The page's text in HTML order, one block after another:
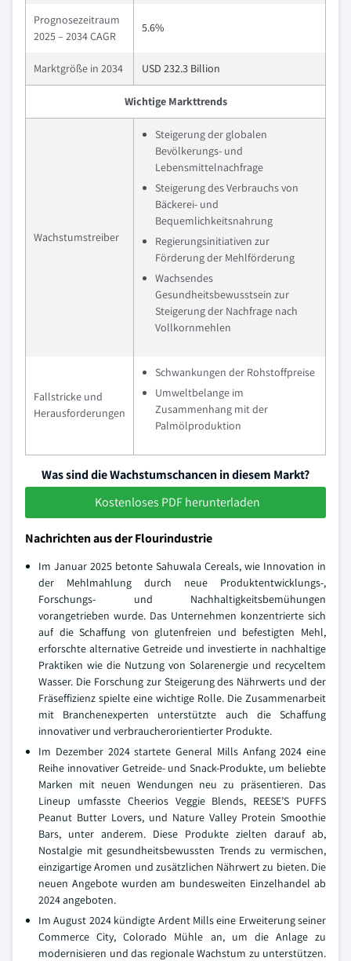
Prognosezeitraum
2025 – 2034 CAGR
5.6%
Marktgröße in 2034 USD 232.3 Billion
Wichtige Markttrends
Wachstumstreiber
Steigerung der globalen
Bevölkerungs- und
Lebensmittelnachfrage
Steigerung des Verbrauchs von
Bäckerei- und
Bequemlichkeitsnahrung
Regierungsinitiativen zur
Förderung der Mehlförderung
Wachsendes
Gesundheitsbewusstsein zur
Steigerung der Nachfrage nach
Vollkornmehlen
Fallstricke und
Herausforderungen
Schwankungen der Rohstoffpreise
Umweltbelange im
Zusammenhang mit der
Palmölproduktion
Was sind die Wachstumschancen in diesem Markt?
Kostenloses PDF herunterladen
Nachrichten aus der Flourindustrie
Im Januar 2025 betonte Sahuwala Cereals, wie Innovation in
der Mehlmahlung durch neue Produktentwicklungs-,
Forschungs- und Nachhaltigkeitsbemühungen
vorangetrieben wurde. Das Unternehmen konzentrierte sich
auf die Schaffung von glutenfreien und befestigten Mehl,
erforschte alternative Getreide und investierte in nachhaltige
Praktiken wie die Nutzung von Solarenergie und recyceltem
Wasser. Die Forschung zur Steigerung des Nährwerts und der
Fräseffizienz spielte eine wichtige Rolle. Die Zusammenarbeit
mit Branchenexperten unterstützte auch die Schaffung
innovativer und verbraucherorientierter Produkte.
Im Dezember 2024 startete General Mills Anfang 2024 eine
Reihe innovativer Getreide- und Snack-Produkte, um beliebte
Marken mit neuen Wendungen neu zu präsentieren. Das
Lineup umfasste Cheerios Veggie Blends, REESE’S PUFFS
Peanut Butter Lovers, und Nature Valley Protein Smoothie
Bars, unter anderem. Diese Produkte zielten darauf ab,
Nostalgie mit gesundheitsbewussten Trends zu vermischen,
einzigartige Aromen und zusätzlichen Nährwert zu bieten. Die
neuen Angebote wurden am bundesweiten Einzelhandel ab
2024 angeboten.
Im August 2024 kündigte Ardent Mills eine Erweiterung seiner
Commerce City, Colorado Mühle an, um die Anlage zu
modernisieren und das regionale Wachstum zu unterstützen.